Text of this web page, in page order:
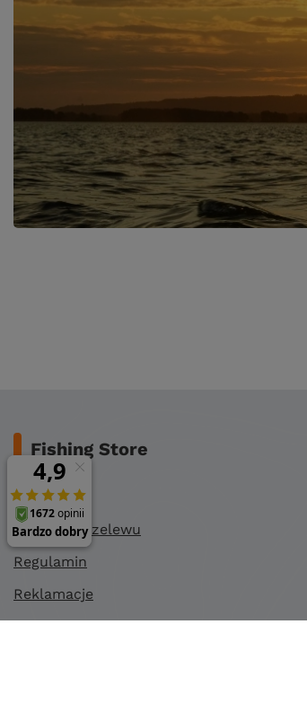
Fishing Store
O nas
Dane do przelewu
Regulamin
Reklamacje
Polityka prywatności